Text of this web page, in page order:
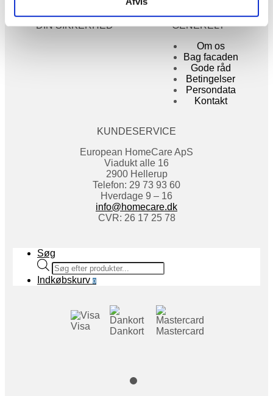
Tilmeld
DIN SIKKERHED
GENERELT
Om os
Bag facaden
Gode råd
Betingelser
Persondata
Kontakt
KUNDESERVICE
European HomeCare ApS
Viadukt alle 16
2900 Hellerup
Telefon: 29 73 93 60
Hverdage 9 – 16
info@homecare.dk
CVR: 26 17 25 78
Søg
Products
search
Indkøbskurv 0
Visa Dankort Mastercard